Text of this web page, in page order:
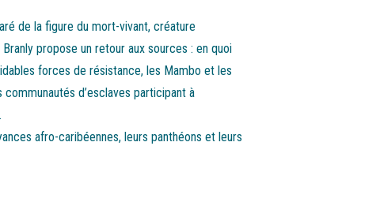
de la figure du mort-vivant, créature
propose un retour aux sources : en quoi
forces de résistance, les Mambo et les
d’esclaves participant à
afro-caribéennes, leurs panthéons et leurs